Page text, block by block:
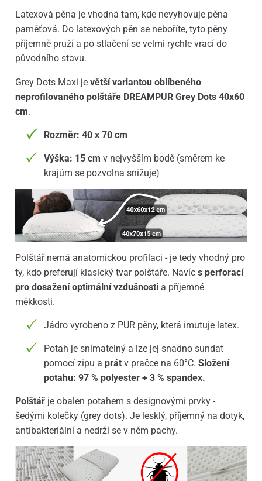
Latexová pěna je vhodná tam, kde nevyhovuje pěna
paměťová. Do latexových pěn se neboříte, tyto pěny
příjemně pruží a po stlačení se velmi rychle vrací do
původního stavu.
Grey Dots Maxi jevětší variantou oblíbeného
neprofilovaného polštáře DREAMPUR Grey Dots 40x60
cm.
Rozměr: 40 x 70 cm
Výška: 15 cm v nejvyšším bodě (směrem ke
krajům se pozvolna snižuje)
Polštář nemá anatomickou profilaci - je tedy vhodný pro
ty, kdo preferují klasický tvar polštáře. Navícs perforací
pro dosažení optimální vzdušnosti a příjemné
měkkosti.
Jádro vyrobeno z PUR pěny, která imutuje latex.
Potah je snímatelný a lze jej snadno sundat
pomocí zipu aprát v pračce na 60°C.Složení
potahu: 97 % polyester + 3 % spandex.
Polštář je obalen potahem s designovými prvky -
šedými kolečky (grey dots). Je lesklý, příjemný na dotyk,
antibakteriální a nedrží se v něm pachy.